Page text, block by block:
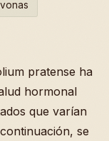
pratense ha
hormonal
que varían
se